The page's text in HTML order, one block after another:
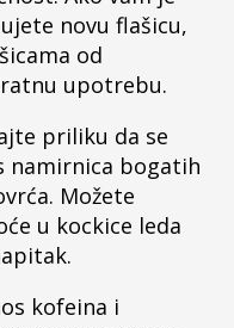
novu flašicu,
od
upotrebu.
priliku da se
namirnica bogatih
Možete
u kockice leda
kofeina i